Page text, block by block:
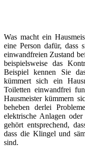
Was macht ein
eine Person dafür, dass
einwandfreien Zustand
beispielsweise das
Beispiel kennen Sie
kümmert sich ein
Toiletten einwandfrei
Hausmeister kümmern
beheben derlei
elektrische Anlagen
gehört entsprechend,
dass die Klingel und
sind.